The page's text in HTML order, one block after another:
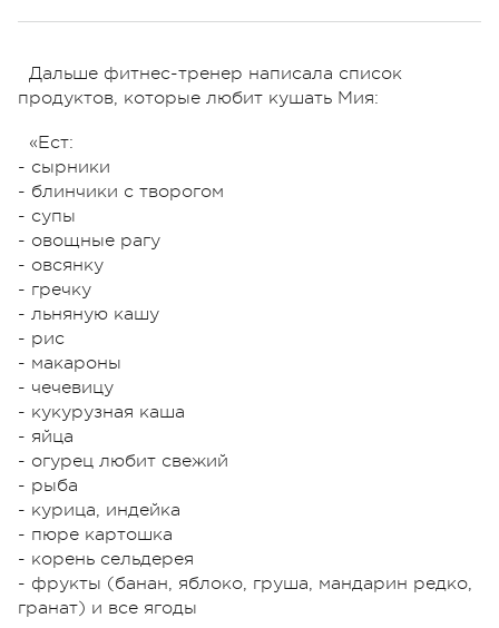
Дальше фитнес-тренер написала список
продуктов, которые любит кушать Мия:
«Ест:
- сырники
- блинчики с творогом
- супы
- овощные рагу
- овсянку
- гречку
- льняную кашу
- рис
- макароны
- чечевицу
- кукурузная каша
- яйца
- огурец любит свежий
- рыба
- курица, индейка
- пюре картошка
- корень сельдерея
- фрукты (банан, яблоко, груша, мандарин редко,
гранат) и все ягоды